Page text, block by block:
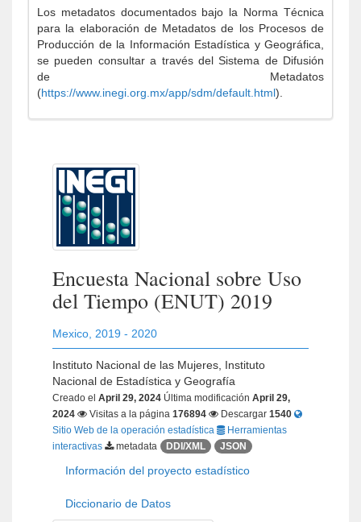
Los metadatos documentados bajo la Norma Técnica
para la elaboración de Metadatos de los Procesos de
Producción de la Información Estadística y Geográfica,
se pueden consultar a través del Sistema de Difusión
de Metadatos
(https://www.inegi.org.mx/app/sdm/default.html).
Encuesta Nacional sobre Uso
del Tiempo (ENUT) 2019
Mexico 2019 - 2020
Instituto Nacional de las Mujeres, Instituto
Nacional de Estadística y Geografía
Creado el April 29, 2024 Última modificación April 29,
2024
Visitas a la página 176894 Descargar 1540
Sitio Web de la operación estadística
Herramientas
interactivas
metadata DDI/XML JSON
Información del proyecto estadístico
Diccionario de Datos